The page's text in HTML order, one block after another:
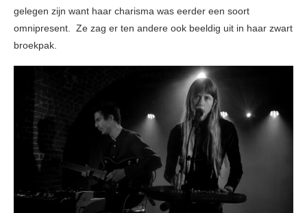
gelegen zijn want haar charisma was eerder een soort
omnipresent. Ze zag er ten andere ook beeldig uit in haar zwart
broekpak.